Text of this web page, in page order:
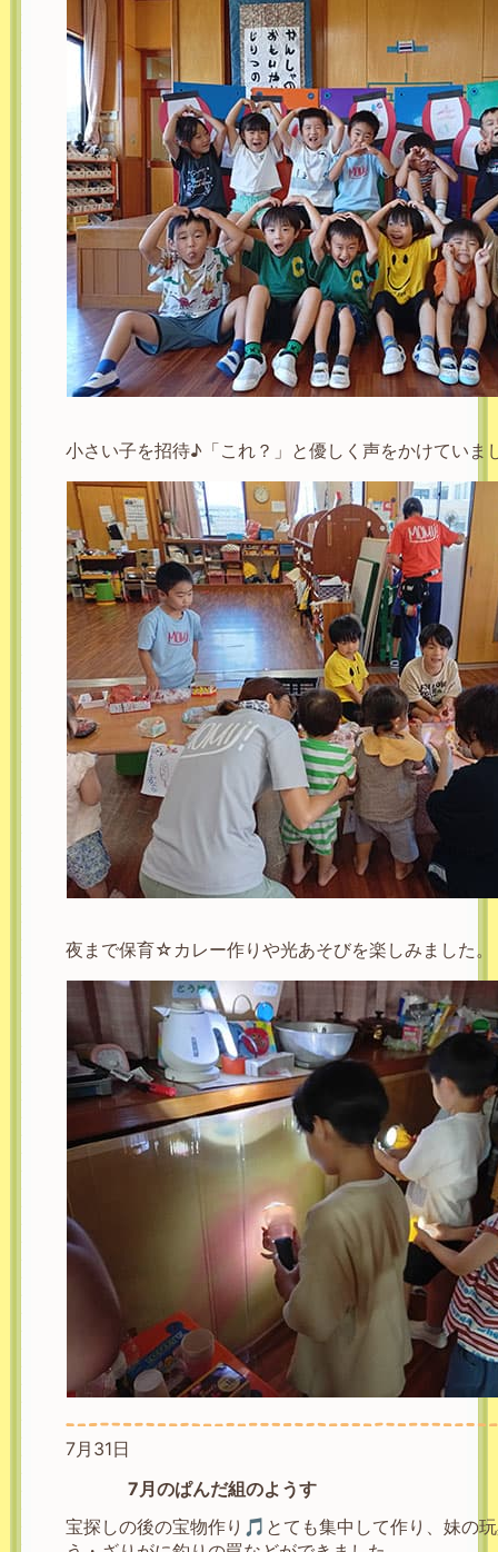
小さい子を招待♪「これ？」と優しく声をかけていま
夜まで保育☆カレー作りや光あそびを楽しみました。
7月31日
7月のぱんだ組のようす
宝探しの後の宝物作り🎵とても集中して作り、妹の